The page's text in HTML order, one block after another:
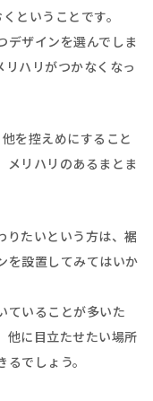
ということです。
デザインを選んでしま
リハリがつかなくなっ
を控えめにすること
メリハリのあるまとま
りたいという方は、裾
を設置してみてはいか
ていることが多いた
他に目立たせたい場所
るでしょう。